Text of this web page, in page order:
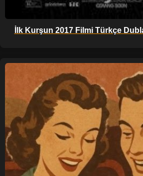
İlk Kurşun 2017 Filmi Türkçe